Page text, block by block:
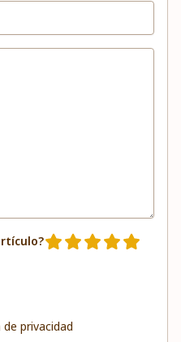
privacidad